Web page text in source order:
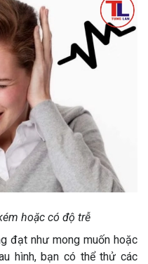
hoặc có độ trễ
đạt như mong muốn hoặc
hình, bạn có thể thử các